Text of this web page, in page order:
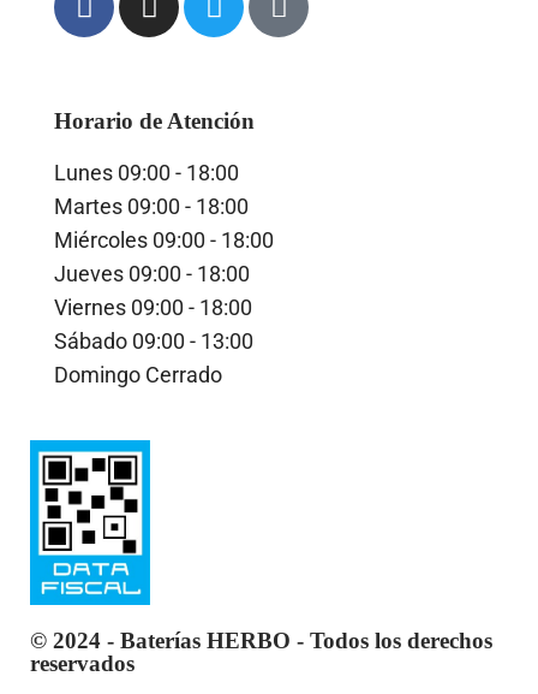
Horario de Atención
Lunes 09:00 - 18:00
Martes 09:00 - 18:00
Miércoles 09:00 - 18:00
Jueves 09:00 - 18:00
Viernes 09:00 - 18:00
Sábado 09:00 - 13:00
Domingo Cerrado
© 2024 - Baterías HERBO - Todos los derechos
reservados